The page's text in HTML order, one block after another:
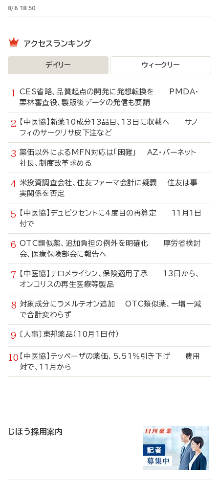
8/6 18:50
アクセスランキング
デイリー ウィークリー
CES省略、品質起点の開発に発想転換を PMDA・
栗林審査役、製販後データの発信も要請
【中医協】新薬10成分13品目、13日に収載へ サノ
フィのサークリサ皮下注など
薬価以外によるMFN対応は「困難」 AZ・バーネット
社長、制度改革求める
米投資調査会社、住友ファーマ会計に疑義 住友は事
実関係を否定
【中医協】デュピクセントに4度目の再算定 11月1日
付で
OTC類似薬、追加負担の例外を明確化 厚労省検討
会、医療保険部会に報告へ
【中医協】テロメライシン、保険適用了承 13日から、
オンコリスの再生医療等製品
対象成分にラメルテオン追加 OTC類似薬、一増一減
で合計変わらず
〔人事〕東邦薬品（10月1日付）
【中医協】テッペーザの薬価、5.51％引き下げ 費用
対で、11月から
じほう採用案内